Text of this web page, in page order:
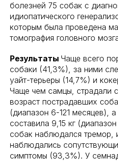
болезней 75 собак с
идиопатического
которым была проведена
томография головного
Результаты Чаще всего
собаки (41,3%), за ними
уайт-терьеры (14,7%) и
Чаще чем самцы, страдали
возраст пострадавших
(диапазон 6-121 месяцев),
составила 9,15 кг
собак наблюдался тремор,
наблюдались
симптомы (93,3%). У